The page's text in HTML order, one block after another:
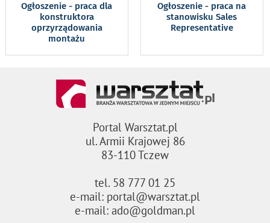
Ogłoszenie - praca dla
konstruktora
oprzyrządowania
montażu
Ogłoszenie - praca na
stanowisku Sales
Representative
Portal Warsztat.pl
ul. Armii Krajowej 86
83-110 Tczew
tel. 58 777 01 25
e-mail: portal@warsztat.pl
e-mail: ado@goldman.pl